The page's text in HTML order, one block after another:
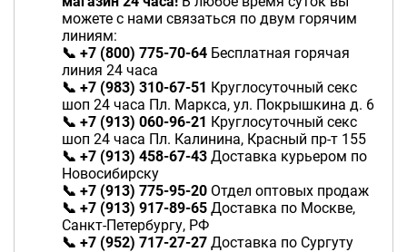
можете с нами связаться по двум горячим
линиям:
📞 +7 (800) 775-70-64 Бесплатная горячая
линия 24 часа
📞 +7 (983) 310-67-51 Круглосуточный секс
шоп 24 часа Пл. Маркса, ул. Покрышкина д. 6
📞 +7 (913) 060-96-21 Круглосуточный секс
шоп 24 часа Пл. Калинина, Красный пр-т 155
📞 +7 (913) 458-67-43 Доставка курьером по
Новосибирску
📞 +7 (913) 775-95-20 Отдел оптовых продаж
📞 +7 (913) 917-89-65 Доставка по Москве,
Санкт-Петербургу, РФ
📞 +7 (952) 717-27-27 Доставка по Сургуту